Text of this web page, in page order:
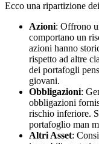
Ecco una ripartizione
Azioni: Offrono
comportano un
azioni hanno
rispetto ad altre
dei portafogli
giovani.
Obbligazioni:
obbligazioni
rischio inferiore.
portafoglio man
Altri Asset: